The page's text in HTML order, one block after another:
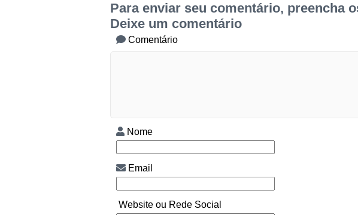
Para enviar seu comentário, preencha
Deixe um comentário
Comentário
Nome
Email
Website ou Rede Social